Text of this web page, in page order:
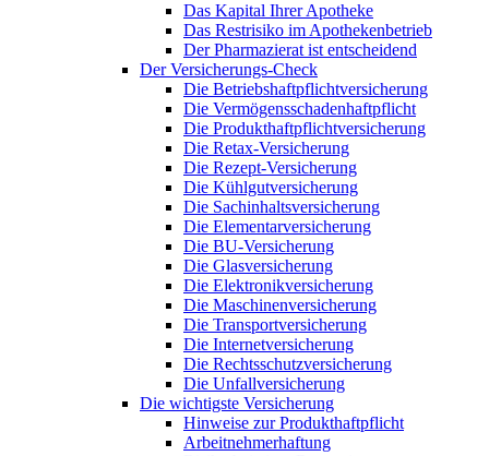
Das Kapital Ihrer Apotheke
Das Restrisiko im Apothekenbetrieb
Der Pharmazierat ist entscheidend
Der Versicherungs-Check
Die Betriebshaftpflichtversicherung
Die Vermögensschadenhaftpflicht
Die Produkthaftpflichtversicherung
Die Retax-Versicherung
Die Rezept-Versicherung
Die Kühlgutversicherung
Die Sachinhaltsversicherung
Die Elementarversicherung
Die BU-Versicherung
Die Glasversicherung
Die Elektronikversicherung
Die Maschinenversicherung
Die Transportversicherung
Die Internetversicherung
Die Rechtsschutzversicherung
Die Unfallversicherung
Die wichtigste Versicherung
Hinweise zur Produkthaftpflicht
Arbeitnehmerhaftung